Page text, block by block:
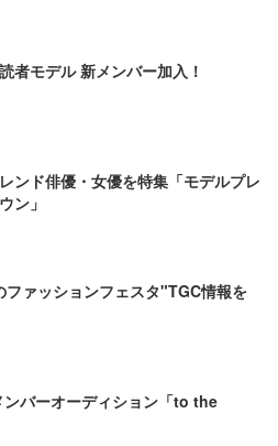
者モデル 新メンバー加入！
ンド俳優・女優を特集「モデルプレ
ン」
ファッションフェスタ"TGC情報を
バーオーディション「to the